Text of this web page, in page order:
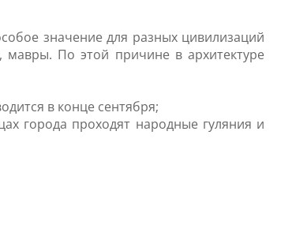
значение для разных цивилизаций
мавры. По этой причине в архитектуре
в конце сентября;
города проходят народные гуляния и